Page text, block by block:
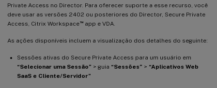
Private Access no Director. Para oferecer suporte a esse recurso, você
deve usar as versões 2402 ou posteriores do Director, Secure Private
Access, Citrix Workspace™app e VDA.
As ações disponíveis incluem a visualização dos detalhes do seguinte:
Sessões ativas do Secure Private Access para um usuário em
“Selecionar uma Sessão” > guia “Sessões” > “Aplicativos Web
SaaS e Cliente/Servidor”